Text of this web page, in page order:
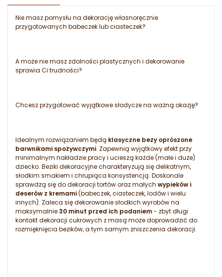
Nie masz pomysłu na dekorację własnoręcznie
przygotowanych babeczek lub ciasteczek?
A może nie masz zdolności plastycznych i dekorowanie
sprawia Ci trudności?
Chcesz przygotować wyjątkowe słodycze na ważną okazję?
Idealnym rozwiązaniem będą klasyczne bezy oprószone
barwnikami spożywczymi. Zapewnią wyjątkowy efekt przy
minimalnym nakładzie pracy i ucieszą każde (małe i duże)
dziecko. Beziki dekoracyjne charakteryzują się delikatnym,
słodkim smakiem i chrupiąca konsystencją. Doskonale
sprawdzą się do dekoracji tortów oraz małych wypieków i
deserów z kremami(babeczek, ciasteczek, lodów i wielu
innych). Zaleca się dekorowanie słodkich wyrobów na
maksymalnie30 minut przed ich podaniem- zbyt długi
kontakt dekoracji cukrowych z masą może doprowadzić do
rozmięknięcia bezików, a tym samym zniszczenia dekoracji.